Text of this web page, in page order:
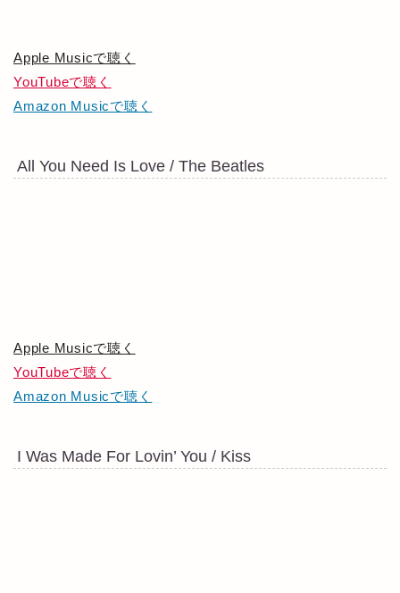
Apple Musicで聴く
YouTubeで聴く
Amazon Musicで聴く
All You Need Is Love / The Beatles
Apple Musicで聴く
YouTubeで聴く
Amazon Musicで聴く
I Was Made For Lovin’ You / Kiss